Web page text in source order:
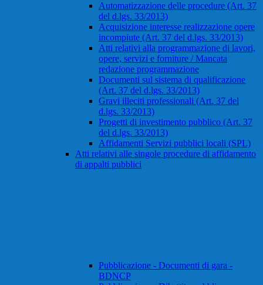
Automatizzazione delle procedure (Art. 37
del d.lgs. 33/2013)
Acquisizione interesse realizzazione opere
incompiute (Art. 37 del d.lgs. 33/2013)
Atti relativi alla programmazione di lavori,
opere, servizi e forniture / Mancata
redazione programmazione
Documenti sul sistema di qualificazione
(Art. 37 del d.lgs. 33/2013)
Gravi illeciti professionali (Art. 37 del
d.lgs. 33/2013)
Progetti di investimento pubblico (Art. 37
del d.lgs. 33/2013)
Affidamenti Servizi pubblici locali (SPL)
Atti relativi alle singole procedure di affidamento
di appalti pubblici
Pubblicazione - Documenti di gara -
BDNCP